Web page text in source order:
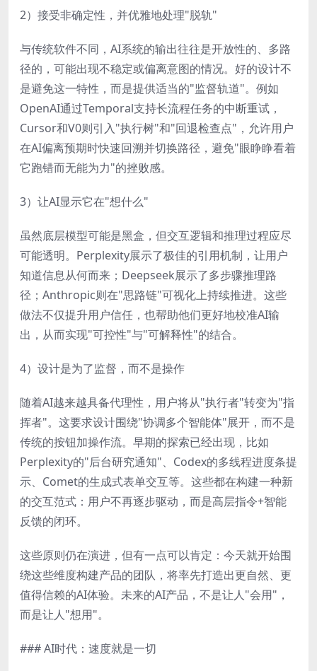
2）接受非确定性，并优雅地处理"脱轨"
与传统软件不同，AI系统的输出往往是开放性的、多路
径的，可能出现不稳定或偏离意图的情况。好的设计不
是避免这一特性，而是提供适当的"监督轨道"。例如
OpenAI通过Temporal支持长流程任务的中断重试，
Cursor和V0则引入"执行树"和"回退检查点"，允许用户
在AI偏离预期时快速回溯并切换路径，避免"眼睁睁看着
它跑错而无能为力"的挫败感。
3）让AI显示它在"想什么"
虽然底层模型可能是黑盒，但交互逻辑和推理过程应尽
可能透明。Perplexity展示了极佳的引用机制，让用户
知道信息从何而来；Deepseek展示了多步骤推理路
径；Anthropic则在"思路链"可视化上持续推进。这些
做法不仅提升用户信任，也帮助他们更好地校准AI输
出，从而实现"可控性"与"可解释性"的结合。
4）设计是为了监督，而不是操作
随着AI越来越具备代理性，用户将从"执行者"转变为"指
挥者"。这要求设计围绕"协调多个智能体"展开，而不是
传统的按钮加操作流。早期的探索已经出现，比如
Perplexity的"后台研究通知"、Codex的多线程进度条提
示、Comet的生成式表单交互等。这些都在构建一种新
的交互范式：用户不再逐步驱动，而是高层指令+智能
反馈的闭环。
这些原则仍在演进，但有一点可以肯定：今天就开始围
绕这些维度构建产品的团队，将率先打造出更自然、更
值得信赖的AI体验。未来的AI产品，不是让人"会用"，
而是让人"想用"。
### AI时代：速度就是一切